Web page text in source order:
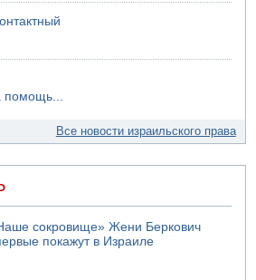
помощь...
Все новости израильского права
сокровище» Жени Беркович
покажут в Израиле